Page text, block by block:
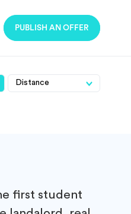
PUBLISH AN OFFER
first student